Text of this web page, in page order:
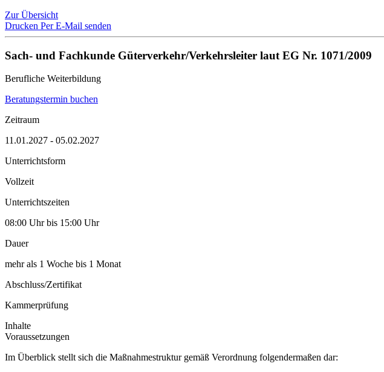
Zur Übersicht
Drucken Per E-Mail senden
Sach- und Fachkunde Güterverkehr/Verkehrsleiter laut EG Nr. 1071/2009
Berufliche Weiterbildung
Beratungstermin buchen
Zeitraum
11.01.2027 - 05.02.2027
Unterrichtsform
Vollzeit
Unterrichtszeiten
08:00 Uhr bis 15:00 Uhr
Dauer
mehr als 1 Woche bis 1 Monat
Abschluss/Zertifikat
Kammerprüfung
Inhalte
Voraussetzungen
Im Überblick stellt sich die Maßnahmestruktur gemäß Verordnung folgendermaßen dar: